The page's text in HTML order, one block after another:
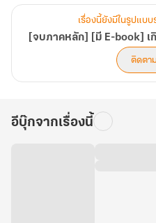
เรื่องนี้ยังมีในรูปแบ
ติดตา
อีบุ๊กจากเรื่องนี้